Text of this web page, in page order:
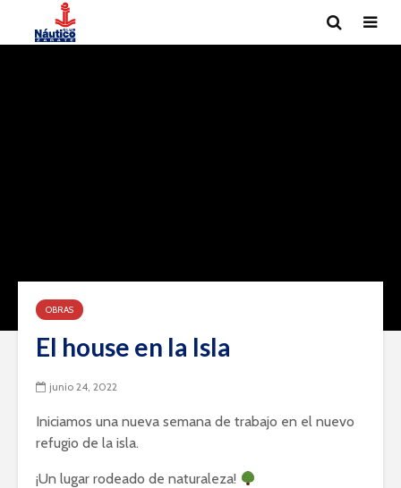
OBRAS
El house en la Isla
junio 24, 2022
Iniciamos una nueva semana de trabajo en el nuevo
refugio de la isla.
¡Un lugar rodeado de naturaleza!